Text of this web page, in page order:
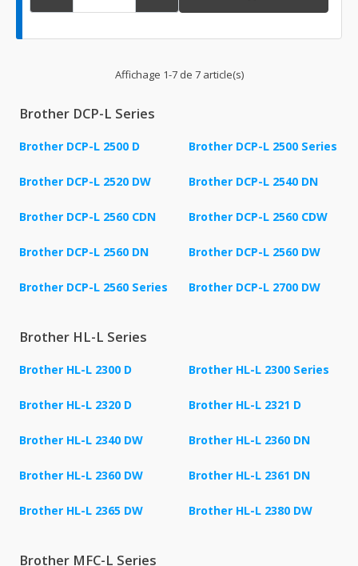
Affichage 1-7 de 7 article(s)
Brother DCP-L Series
Brother DCP-L 2500 D Brother DCP-L 2500 Series
Brother DCP-L 2520 DW Brother DCP-L 2540 DN
Brother DCP-L 2560 CDN Brother DCP-L 2560 CDW
Brother DCP-L 2560 DN Brother DCP-L 2560 DW
Brother DCP-L 2560 Series Brother DCP-L 2700 DW
Brother HL-L Series
Brother HL-L 2300 D Brother HL-L 2300 Series
Brother HL-L 2320 D Brother HL-L 2321 D
Brother HL-L 2340 DW Brother HL-L 2360 DN
Brother HL-L 2360 DW Brother HL-L 2361 DN
Brother HL-L 2365 DW Brother HL-L 2380 DW
Brother MFC-L Series